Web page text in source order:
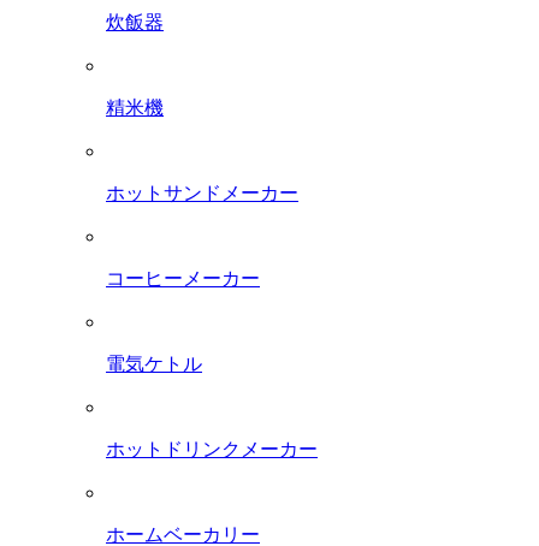
炊飯器
精米機
ホットサンドメーカー
コーヒーメーカー
電気ケトル
ホットドリンクメーカー
ホームベーカリー